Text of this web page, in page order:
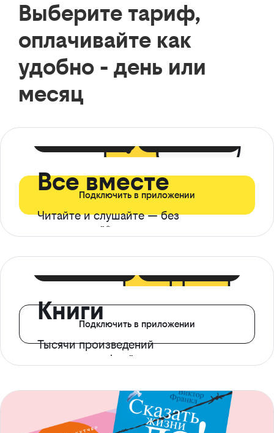
Выберите тариф,
оплачивайте как
удобно - день или
месяц
Все вместе
Читайте и слушайте — без
ограничений*
Подключить в приложении
Книги
Тысячи произведений
с доступом офлайн
Подключить в приложении